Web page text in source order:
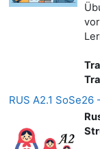
RUS A2.1 SoSe26